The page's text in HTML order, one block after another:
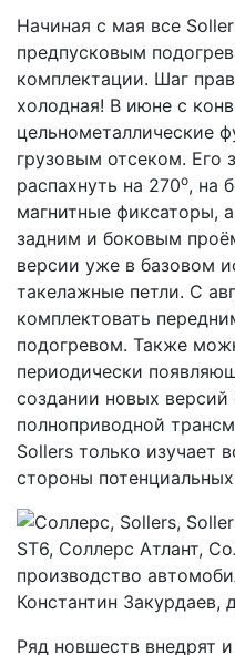
Начиная с мая все
предпусковым
комплектации. Шаг
холодная! В июне с
цельнометаллические
грузовым отсеком. Его
распахнуть на 270о, на
магнитные фиксаторы,
задним и боковым
версии уже в базовом
такелажные петли. С
комплектовать
подогревом. Также
периодически
создании новых
полноприводной
Sollers только изучает
стороны
Ряд новшеств внедрят